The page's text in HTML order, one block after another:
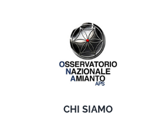
CHI SIAMO